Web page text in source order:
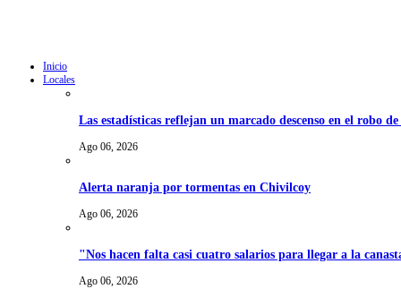
Inicio
Locales
Las estadísticas reflejan un marcado descenso en el robo
Ago 06, 2026
Alerta naranja por tormentas en Chivilcoy
Ago 06, 2026
"Nos hacen falta casi cuatro salarios para llegar a la
Ago 06, 2026